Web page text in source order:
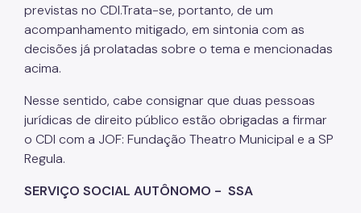
Balanço Anual
Caderno do Orçamento
Garantias
Contratação de Organizações da Sociedade Civil -
OSC
Demonstrativos da LRF
previstas no CDI.Trata-se, portanto, de um
acompanhamento mitigado, em sintonia com as
decisões já prolatadas sobre o tema e mencionadas
acima.
Nesse sentido, cabe consignar que duas pessoas
jurídicas de direito público estão obrigadas a firmar
o CDI com a JOF: Fundação Theatro Municipal e a SP
Regula.
SERVIÇO SOCIAL AUTÔNOMO - SSA